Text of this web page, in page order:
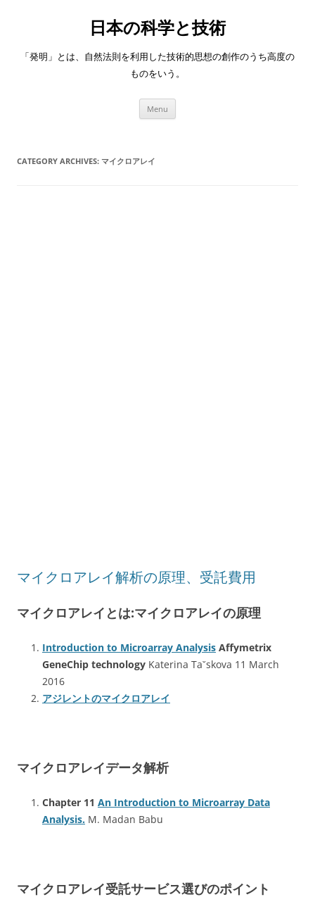
日本の科学と技術
「発明」とは、自然法則を利用した技術的思想の創作のうち高度の
ものをいう。
Menu
CATEGORY ARCHIVES: マイクロアレイ
マイクロアレイ解析の原理、受託費用
マイクロアレイとは:マイクロアレイの原理
Introduction to Microarray Analysis Affymetrix
GeneChip technology Katerina Taˇskova 11 March
2016
アジレントのマイクロアレイ
マイクロアレイデータ解析
Chapter 11 An Introduction to Microarray Data
Analysis. M. Madan Babu
マイクロアレイ受託サービス選びのポイント